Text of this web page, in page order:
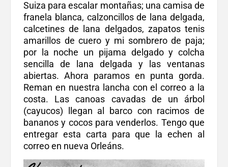
Suiza para escalar montañas; una camisa de
franela blanca, calzoncillos de lana delgada,
calcetines de lana delgados, zapatos tenis
amarillos de cuero y mi sombrero de paja;
por la noche un pijama delgado y colcha
sencilla de lana delgada y las ventanas
abiertas. Ahora paramos en punta gorda.
Reman en nuestra lancha con el correo a la
costa. Las canoas cavadas de un árbol
(cayucos) llegan al barco con racimos de
bananos y cocos para venderlos. Tengo que
entregar esta carta para que la echen al
correo en nueva Orleáns.